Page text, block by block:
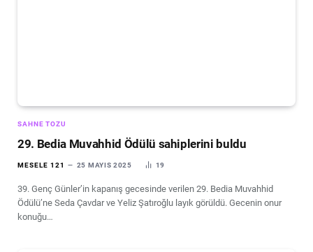
SAHNE TOZU
29. Bedia Muvahhid Ödülü sahiplerini buldu
MESELE 121 25 MAYIS 2025 19
39. Genç Günler’in kapanış gecesinde verilen 29. Bedia Muvahhid
Ödülü’ne Seda Çavdar ve Yeliz Şatıroğlu layık görüldü. Gecenin onur
konuğu…